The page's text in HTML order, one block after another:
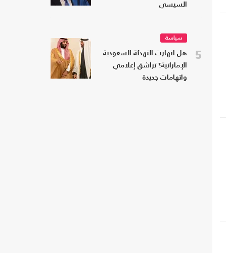
السيسي
5
سياسة
هل انهارت التهدئة السعودية
الإماراتية؟ تراشق إعلامي
واتهامات جديدة